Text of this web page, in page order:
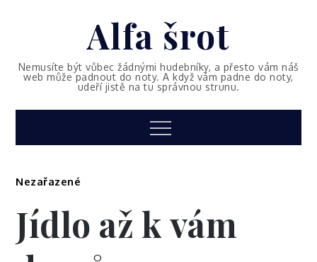
Alfa šrot
Nemusíte být vůbec žádnými hudebníky, a přesto vám náš
web může padnout do noty. A když vám padne do noty,
udeří jistě na tu správnou strunu.
Menu
Nezařazené
Jídlo až k vám